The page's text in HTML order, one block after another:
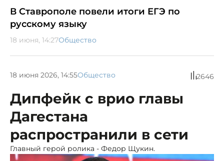
В Ставрополе повели итоги ЕГЭ по
русскому языку
18 июня, 14:27Общество
18 июня 2026, 14:55Общество 2646
Дипфейк с врио главы
Дагестана
распространили в сети
Главный герой ролика - Федор Щукин.